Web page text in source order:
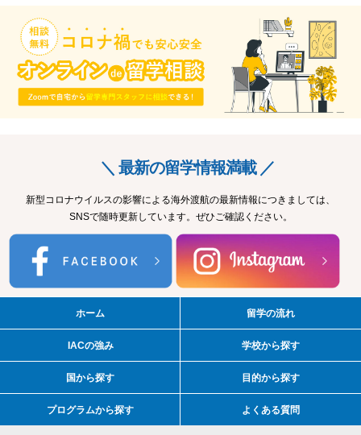
＼ 最新の留学情報満載 ／
新型コロナウイルスの影響による海外渡航の最新情報につきましては、
SNSで随時更新しています。ぜひご確認ください。
ホーム 留学の流れ
IACの強み 学校から探す
国から探す 目的から探す
プログラムから探す よくある質問